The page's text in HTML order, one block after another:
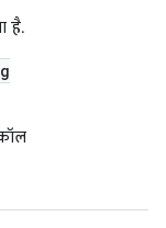
है.